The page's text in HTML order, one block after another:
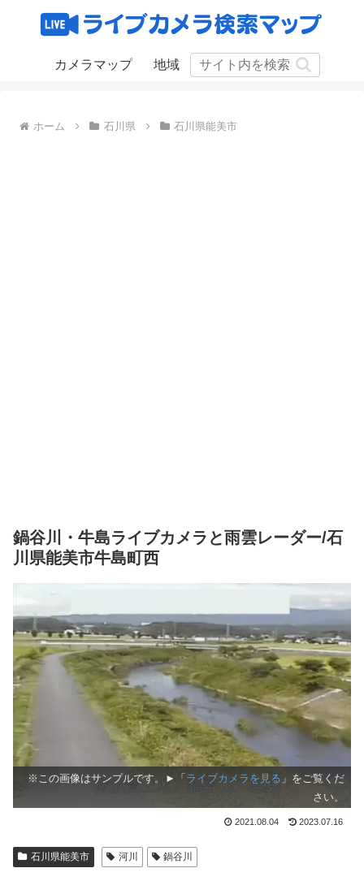
カメラマップ 地域
ホーム 石川県 石川県能美市
鍋谷川・牛島ライブカメラと雨雲レーダー/石
川県能美市牛島町西
※この画像はサンプルです。►「 ライブカメラを見る 」をご覧くだ
さい。
2021.08.04 2023.07.16
石川県能美市 河川 鍋谷川